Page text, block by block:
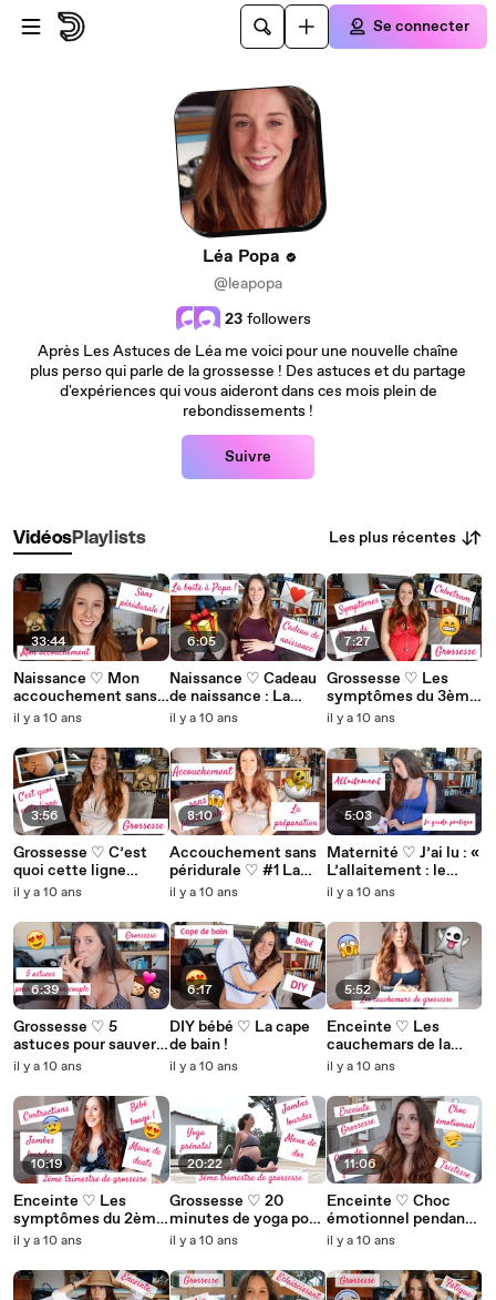
Passer au contenu principal
Se connecter
Léa Popa
@leapopa
23 followers
Après Les Astuces de Léa me voici pour une nouvelle chaîne
plus perso qui parle de la grossesse ! Des astuces et du partage
d'expériences qui vous aideront dans ces mois plein de
rebondissements !
Suivre
VidéosPlaylists Les plus récentes
33:44
Naissance ♡ Mon
accouchement sans
péridurale réussi #2
il y a 10 ans
3:56
Grossesse ♡ C’est
quoi cette ligne
brune sur mon ventre
il y a 10 ans
6:39
Grossesse ♡ 5
astuces pour sauver
son couple
il y a 10 ans
10:19
Enceinte ♡ Les
symptômes du 2ème
trimestre de
il y a 10 ans
6:05
Naissance ♡ Cadeau
de naissance : La
boîte à Papa !
il y a 10 ans
8:10
Accouchement sans
péridurale ♡ #1 La
Préparation
il y a 10 ans
6:17
DIY bébé ♡ La cape
de bain !
il y a 10 ans
20:22
Grossesse ♡ 20
minutes de yoga pour
le troisième
il y a 10 ans
7:27
Grossesse ♡ Les
symptômes du 3ème
trimestre
il y a 10 ans
5:03
Maternité ♡ J’ai lu : «
L’allaitement : le
guide pratique »
il y a 10 ans
5:52
Enceinte ♡ Les
cauchemars de la
grossesse
il y a 10 ans
11:06
Enceinte ♡ Choc
émotionnel pendant
la grossesse et coup
il y a 10 ans